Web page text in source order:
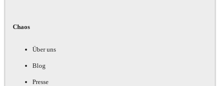
Chaos
Über uns
Blog
Presse